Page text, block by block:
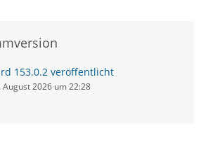
153.0.2 veröffentlicht
August 2026 um 22:28